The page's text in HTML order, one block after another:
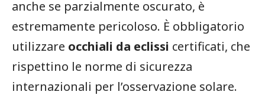
anche se parzialmente oscurato, è
estremamente pericoloso. È obbligatorio
utilizzare occhiali da eclissi certificati, che
rispettino le norme di sicurezza
internazionali per l’osservazione solare.